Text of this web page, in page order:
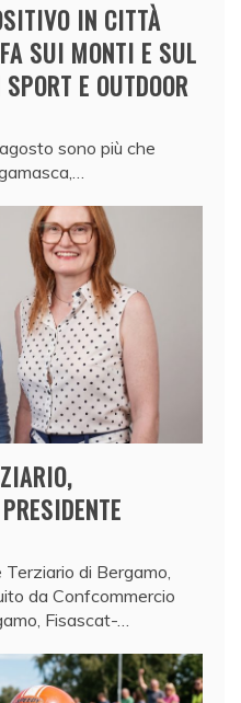
IN CITTÀ
SUI MONTI E SUL
E OUTDOOR
sono più che
Terziario di Bergamo,
da Confcommercio
Fisascat-…